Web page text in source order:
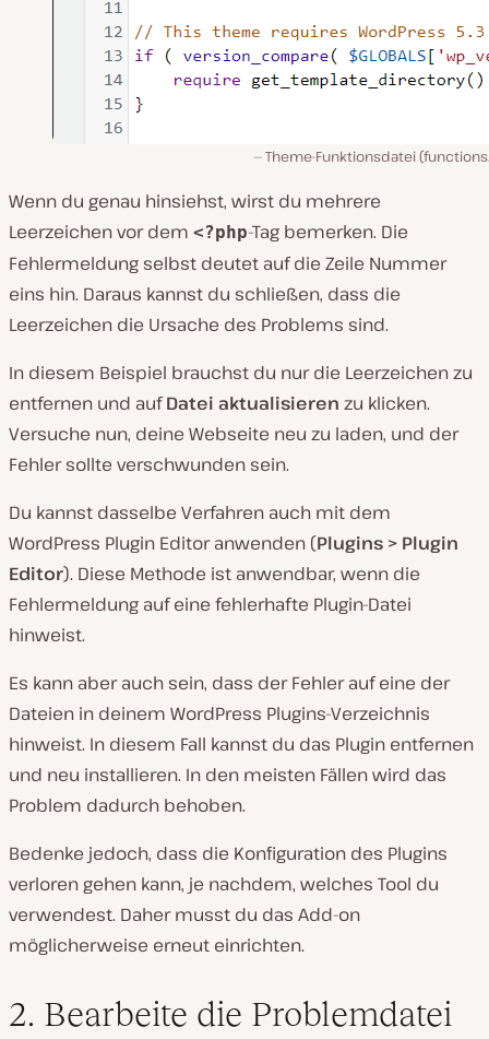
Theme-Funktionsdatei
Wenn du genau hinsiehst, wirst du mehrere
Leerzeichen vor dem <?php-Tag bemerken. Die
Fehlermeldung selbst deutet auf die Zeile Nummer
eins hin. Daraus kannst du schließen, dass die
Leerzeichen die Ursache des Problems sind.
In diesem Beispiel brauchst du nur die Leerzeichen zu
entfernen und aufDatei aktualisieren zu klicken.
Versuche nun, deine Webseite neu zu laden, und der
Fehler sollte verschwunden sein.
Du kannst dasselbe Verfahren auch mit dem
WordPress Plugin Editor anwenden (Plugins > Plugin
Editor). Diese Methode ist anwendbar, wenn die
Fehlermeldung auf eine fehlerhafte Plugin-Datei
hinweist.
Es kann aber auch sein, dass der Fehler auf eine der
Dateien in deinem WordPress Plugins-Verzeichnis
hinweist. In diesem Fall kannst du das Plugin entfernen
und neu installieren. In den meisten Fällen wird das
Problem dadurch behoben.
Bedenke jedoch, dass die Konfiguration des Plugins
verloren gehen kann, je nachdem, welches Tool du
verwendest. Daher musst du das Add-on
möglicherweise erneut einrichten.
2. Bearbeite die Problemdatei